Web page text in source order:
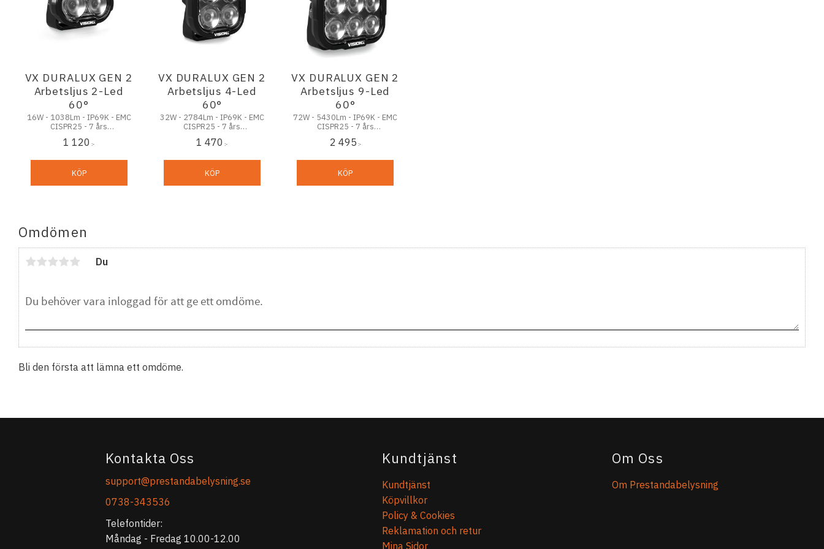
Omdömen
Du
Bli den första att lämna ett omdöme.
VX DURALUX GEN 2
Arbetsljus 2-Led
60°
16W - 1038Lm - IP69K - EMC
CISPR25 - 7 års
1 120 :-
KÖP
VX DURALUX GEN 2
Arbetsljus 4-Led
60°
32W - 2784Lm - IP69K - EMC
CISPR25 - 7 års
1 470 :-
KÖP
VX DURALUX GEN 2
Arbetsljus 9-Led
60°
72W - 5430Lm - IP69K - EMC
CISPR25 - 7 års
2 495 :-
KÖP
Kontakta Oss
support@prestandabelysning.se
0738-343536
Telefontider:
Måndag - Fredag 10.00-12.00
Kundtjänst
Kundtjänst
Köpvillkor
Policy & Cookies
Reklamation och retur
Mina Sidor
Om Oss
Om Prestandabelysning